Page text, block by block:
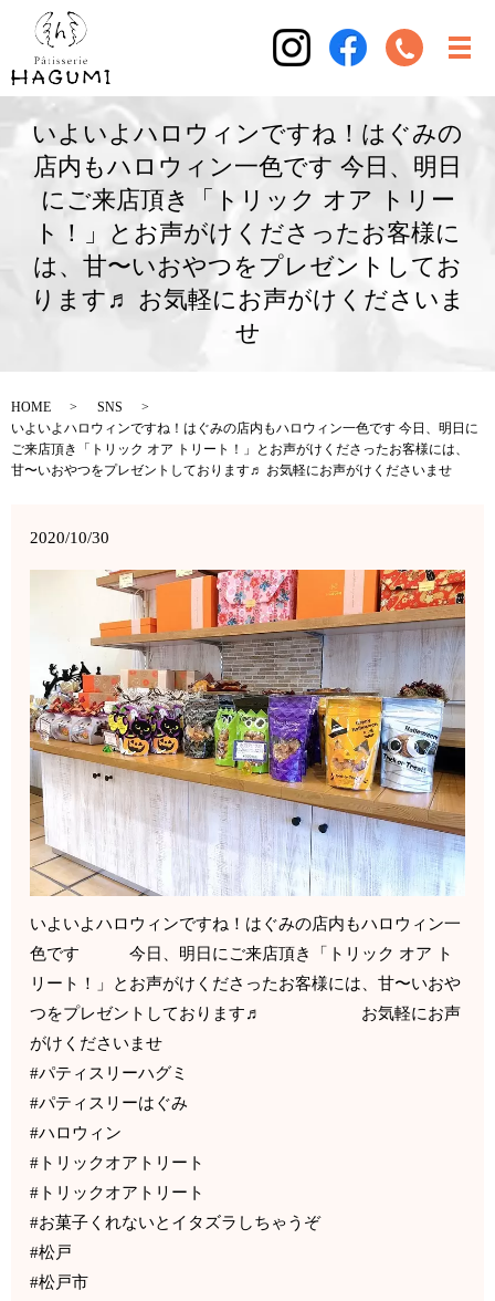
いよいよハロウィンですね！はぐみの
店内もハロウィン一色です 今日、明日
にご来店頂き「トリック オア トリー
ト！」とお声がけくださったお客様に
は、甘〜いおやつをプレゼントしてお
ります♬ お気軽にお声がけくださいま
せ
HOME
SNS
いよいよハロウィンですね！はぐみの店内もハロウィン一色です 今日、明日に
ご来店頂き「トリック オア トリート！」とお声がけくださったお客様には、
甘〜いおやつをプレゼントしております♬ お気軽にお声がけくださいませ
2020/10/30
いよいよハロウィンですね！はぐみの店内もハロウィン一
色です 今日、明日にご来店頂き「トリック オア ト
リート！」とお声がけくださったお客様には、甘〜いおや
つをプレゼントしております♬ お気軽にお声
がけくださいませ
#パティスリーハグミ
#パティスリーはぐみ
#ハロウィン
#トリックオアトリート
#トリックオアトリート
#お菓子くれないとイタズラしちゃうぞ
#松戸
#松戸市